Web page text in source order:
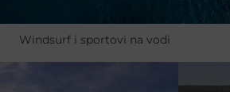
Windsurf i sportovi na vodi